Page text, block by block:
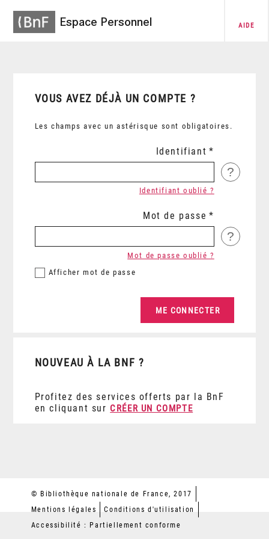
Espace Personnel AIDE
VOUS AVEZ DÉJÀ UN COMPTE ?
Les champs avec un astérisque sont obligatoires.
Identifiant
?
Identifiant oublié ?
Mot de passe
?
Afficher mot de passe
Mot de passe oublié ?
NOUVEAU À LA BNF ?
Profitez des services offerts par la BnF
en cliquant sur CRÉER UN COMPTE
© Bibliothèque nationale de France, 2017
Mentions légales
Conditions d'utilisation
Accessibilité : Partiellement conforme